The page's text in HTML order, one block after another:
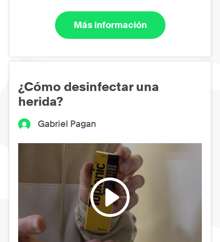
Más información
¿Cómo desinfectar una
herida?
Gabriel Pagan